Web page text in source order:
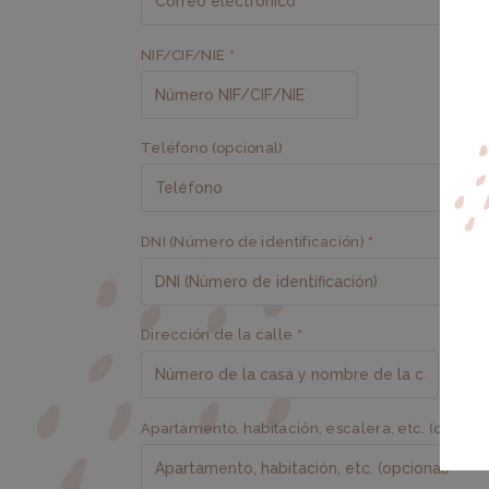
NIF/CIF/NIE *
Teléfono (opcional)
DNI (Número de identificación) *
Dirección de la calle *
Apartamento, habitación, escalera, etc.